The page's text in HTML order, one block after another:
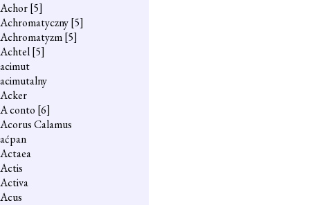
Achor[5]
Achromatyczny[5]
Achromatyzm[5]
Achtel[5]
acimut
acimutalny
Acker
A conto [6]
Acorus Calamus
aćpan
Actaea
Actis
Activa
Acus